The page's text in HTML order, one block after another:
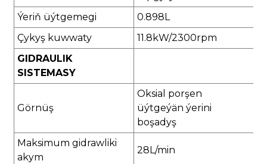
Ýeriň üýtgemegi
0.898L
Çykyş kuwwaty
11.8kW/2300rpm
GIDRAULIK
SISTEMASY
Görnüş
Oksial porşen
üýtgeýän ýerini
boşadyş
Maksimum gidrawliki
akym
28L/min